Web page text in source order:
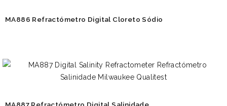
MA886 Refractómetro Digital Cloreto Sódio